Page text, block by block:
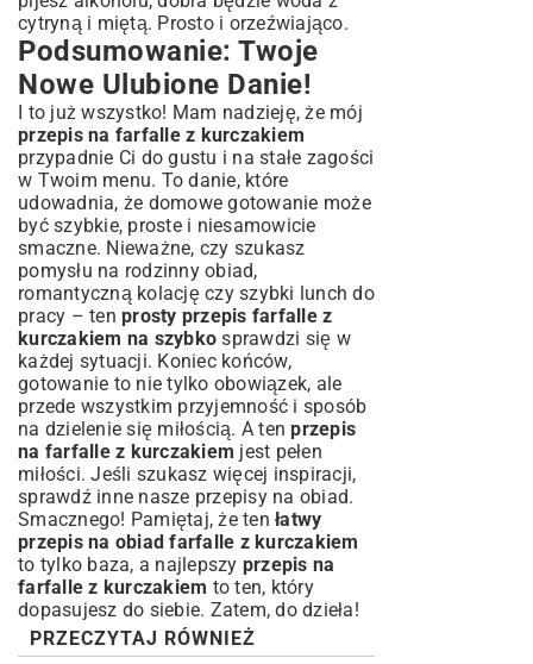
cytryną i miętą. Prosto i orzeźwiająco.
Podsumowanie: Twoje
Nowe Ulubione Danie!
I to już wszystko! Mam nadzieję, że mój
przepis na farfalle z kurczakiem
przypadnie Ci do gustu i na stałe zagości
w Twoim menu. To danie, które
udowadnia, że domowe gotowanie może
być szybkie, proste i niesamowicie
smaczne. Nieważne, czy szukasz
pomysłu na rodzinny obiad,
romantyczną kolację czy szybki lunch do
pracy – ten prosty przepis farfalle z
kurczakiem na szybko sprawdzi się w
każdej sytuacji. Koniec końców,
gotowanie to nie tylko obowiązek, ale
przede wszystkim przyjemność i sposób
na dzielenie się miłością. A tenprzepis
na farfalle z kurczakiem jest pełen
miłości. Jeśli szukasz więcej inspiracji,
sprawdź inne nasze przepisy na obiad.
Smacznego! Pamiętaj, że ten łatwy
przepis na obiad farfalle z kurczakiem
to tylko baza, a najlepszy przepis na
farfalle z kurczakiem to ten, który
dopasujesz do siebie. Zatem, do dzieła!
PRZECZYTAJ RÓWNIEŻ